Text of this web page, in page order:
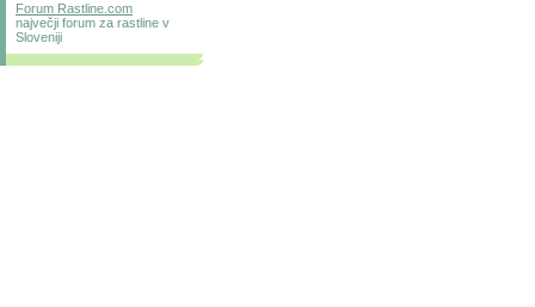
Forum Rastline.com
največji forum za rastline v
Sloveniji